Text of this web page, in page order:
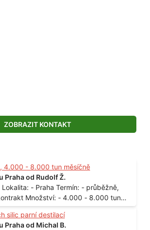
ZOBRAZIT KONTAKT
4.000 - 8.000 tun měsíčně
Praha od Rudolf Ž.
- 8.000 tun
silic parní destilací
Praha od Michal B.